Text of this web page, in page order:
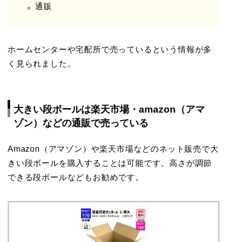
通販
ホームセンターや宅配所で売っているという情報が多
く見られました。
大きい段ボールは楽天市場・amazon（アマ
ゾン）などの通販で売っている
Amazon（アマゾン）や楽天市場などのネット販売で大
きい段ボールを購入することは可能です。高さが調節
できる段ボールなどもお勧めです。